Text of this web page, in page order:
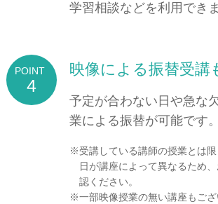
学習相談などを利用できま
4
映像による振替受講
予定が合わない日や急な
業による振替が可能です。
受講している講師の授業とは
日が講座によって異なるため
認ください。
一部映像授業の無い講座もご